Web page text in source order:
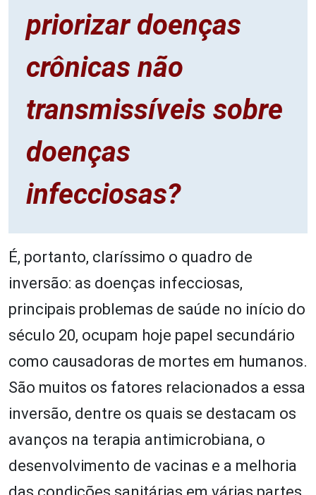
priorizar doenças
crônicas não
transmissíveis sobre
doenças
infecciosas?
É, portanto, claríssimo o quadro de
inversão: as doenças infecciosas,
principais problemas de saúde no início do
século 20, ocupam hoje papel secundário
como causadoras de mortes em humanos.
São muitos os fatores relacionados a essa
inversão, dentre os quais se destacam os
avanços na terapia antimicrobiana, o
desenvolvimento de vacinas e a melhoria